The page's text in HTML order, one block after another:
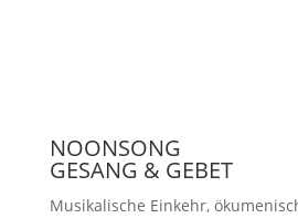
NOONSONG
GESANG & GEBET
Musikalische Einkehr,